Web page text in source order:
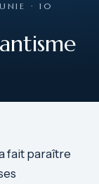
· 10
fait paraître